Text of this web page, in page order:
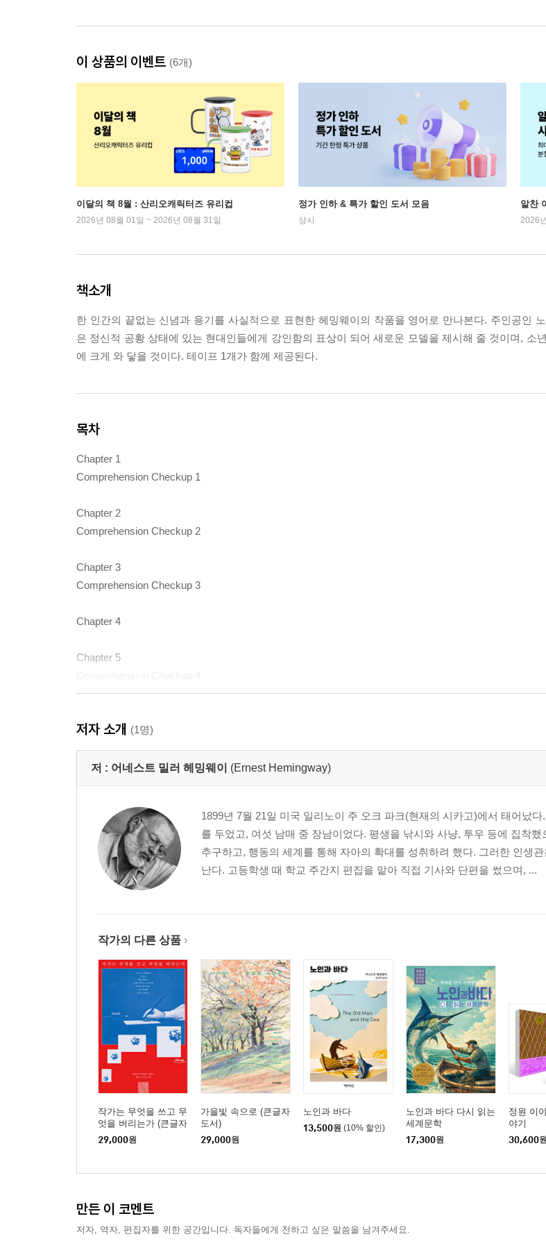
이 상품의 이벤트 (6개)
이달의 책 8월 : 산리오캐릭터즈 유리컵
2026년 08월 01일 ~ 2026년 08월 31일
정가 인하 & 특가 할인 도서 모음
상시
알찬
2026
책소개
한 인간의 끝없는 신념과 용기를 사실적으로 표현한 헤밍웨이의 작품을 영어로 만나본다. 주인공인
은 정신적 공황 상태에 있는 현대인들에게 강인함의 표상이 되어 새로운 모델을 제시해 줄 것이며, 소
에 크게 와 닿을 것이다. 테이프 1개가 함께 제공된다.
목차
Chapter 1
Comprehension Checkup 1
Chapter 2
Comprehension Checkup 2
Chapter 3
Comprehension Checkup 3
Chapter 4
Chapter 5
저자 소개 (1명)
저 : 어네스트 밀러 헤밍웨이 (Ernest Hemingway)
1899년 7월 21일 미국 일리노이 주 오크 파크(현재의 시카고)에서 태어났
를 두었고, 여섯 남매 중 장남이었다. 평생을 낚시와 사냥, 투우 등에 집착
추구하고, 행동의 세계를 통해 자아의 확대를 성취하려 했다. 그러한 인생
난다. 고등학생 때 학교 주간지 편집을 맡아 직접 기사와 단편을 썼으며, ...
작가의 다른 상품
작가는 무엇을 쓰고 무
엇을 버리는가 (큰글자
도서)
29,000원
가을빛 속으로 (큰글자
도서)
29,000원
노인과 바다
13,500원 (10% 할인)
노인과 바다 다시 읽는
세계문학
17,300원
정원 이
야기
30,600원
만든 이 코멘트
저자, 역자, 편집자를 위한 공간입니다. 독자들에게 전하고 싶은 말씀을 남겨주세요.